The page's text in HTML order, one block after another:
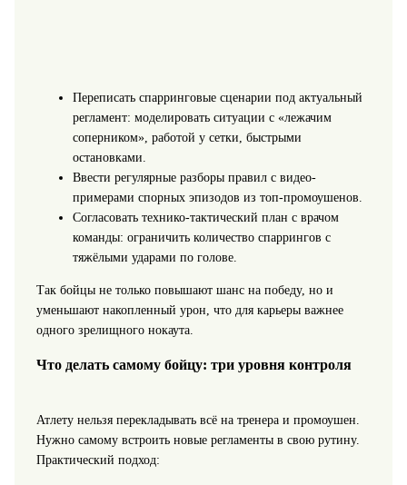
Переписать спарринговые сценарии под актуальный
регламент: моделировать ситуации с «лежачим
соперником», работой у сетки, быстрыми
остановками.
Ввести регулярные разборы правил с видео-
примерами спорных эпизодов из топ-промоушенов.
Согласовать технико-тактический план с врачом
команды: ограничить количество спаррингов с
тяжёлыми ударами по голове.
Так бойцы не только повышают шанс на победу, но и
уменьшают накопленный урон, что для карьеры важнее
одного зрелищного нокаута.
Что делать самому бойцу: три уровня контроля
Атлету нельзя перекладывать всё на тренера и промоушен.
Нужно самому встроить новые регламенты в свою рутину.
Практический подход: